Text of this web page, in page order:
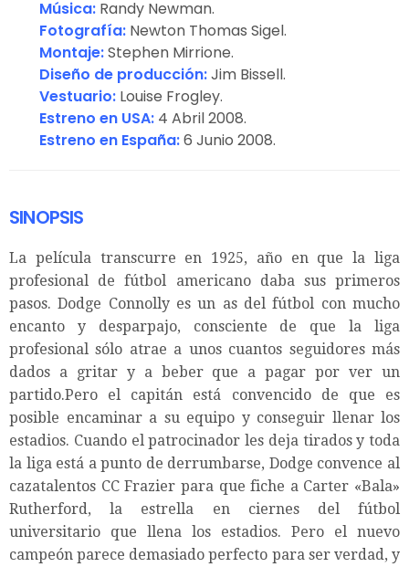
Música: Randy Newman.
Fotografía: Newton Thomas Sigel.
Montaje:Stephen Mirrione.
Diseño de producción:Jim Bissell.
Vestuario: Louise Frogley.
Estreno en USA: 4 Abril 2008.
Estreno en España:6 Junio 2008.
SINOPSIS
La película transcurre en 1925, año en que la liga
profesional de fútbol americano daba sus primeros
pasos. Dodge Connolly es un as del fútbol con mucho
encanto y desparpajo, consciente de que la liga
profesional sólo atrae a unos cuantos seguidores más
dados a gritar y a beber que a pagar por ver un
partido.Pero el capitán está convencido de que es
posible encaminar a su equipo y conseguir llenar los
estadios. Cuando el patrocinador les deja tirados y toda
la liga está a punto de derrumbarse, Dodge convence al
cazatalentos CC Frazier para que fiche a Carter «Bala»
Rutherford, la estrella en ciernes del fútbol
universitario que llena los estadios. Pero el nuevo
campeón parece demasiado perfecto para ser verdad, y